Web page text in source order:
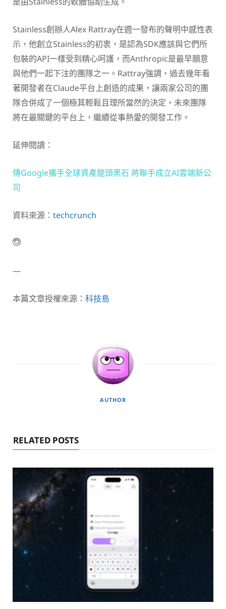
Stainless創辦人Alex Rattray在週一發布的聲明中感性表
示，他創立Stainless的初衷，是認為SDK應該與它們所
包裝的API一樣受到精心呵護，而Anthropic是最早願意
與他們一起下注的團隊之一。Rattray強調，過去幾年看
著開發者在Claude平台上創造的成果，讓兩家公司的團
隊合併成了一個極其輕鬆且理所當然的決定，未來團隊
將在最關鍵的平台上，繼續從事熱愛的開發工作。
延伸閱讀：
傳Google攜手全球資產龍頭黑石 將聯手成立AI雲端新公
司
資料來源： techcrunch
—
本篇文章授權來源： 科技島
AUTHOR
RELATED POSTS